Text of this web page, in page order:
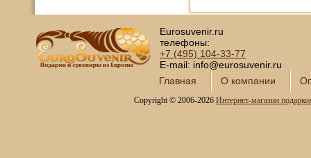
Eurosuvenir.ru
телефоны:
+7 (495) 104-33-77
E-mail: info@eurosuvenir.ru
Главная
О компании
Copyright © 2006-2026 Интернет-магазин